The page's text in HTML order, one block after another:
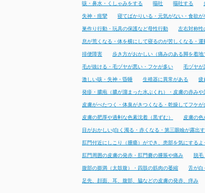
咳・鼻水・くしゃみをする 嘔吐 嘔吐する
失神・痙攣 寝てばかりいる・元気がない・食欲が
巣作り行動・玩具の保護など母性行動 左右対称性
息が荒くなる・体を横にして寝るのが苦しくなる・運
排便障害 歩き方がおかしい（痛みのある脚を着
毛が抜ける・毛ヅヤが悪い・フケが多い 毛ヅヤが
激しい咳・失神・昏睡 生殖器に異常がある 疲
発疹・膿疱（膿が溜まった水ぶくれ）・皮膚の赤みや
皮膚がべたつく・体臭がきつくなる・乾燥してフケが
皮膚の肥厚や過剰な色素沈着（黒ずむ） 皮膚の色
目がおかしい(白く濁る・赤くなる・第三眼瞼が露出
肛門付近にしこり（腫瘍）ができ、患部を気にするよ
肛門周囲の皮膚の発赤・肛門嚢の腫脹や痛み 脱毛
腹部の膨満（太鼓腹）・四肢の筋肉の萎縮 舌が白
足先、顔面、耳、腹部、脇などの皮膚の発赤、痒み